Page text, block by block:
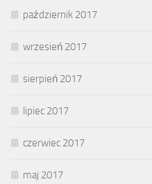
październik 2017
wrzesień 2017
sierpień 2017
lipiec 2017
czerwiec 2017
maj 2017